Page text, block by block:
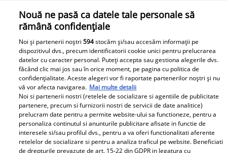
spectaculoase
Pentru iubitorii înfocaţi ai iernii, care nu
şi-au rezervat încă sejurul şi camera de
hotel pentru sărbători, sezonul rece
propune...
Nouă ne pasă ca datele tale personale să
rămână confidențiale
Noi și partenerii noștri594stocăm și/sau accesăm informații pe
dispozitivul dvs., precum identificatorii cookie unici pentru prelucrarea
datelor cu caracter personal. Puteți accepta sau gestiona alegerile dvs.
făcând clic mai jos sau în orice moment, pe pagina cu politica de
confidențialitate. Aceste alegeri vor fi raportate partenerilor noștri și nu
vă vor afecta navigarea. Mai multe detalii
Noi si partenerii nostri (retelele de socializare si agentiile de publicitate
partenere, precum si furnizorii nostri de servicii de date analitice)
prelucram date pentru a permite website-ului sa functioneze, pentru a
personaliza continutul si anunturile publicitare afisate in functie de
interesele si/sau profilul dvs., pentru a va oferi functionalitati aferente
retelelor de socializare si pentru a analiza traficul pe website. Beneficiati
de drepturile prevazute de art. 15-22 din GDPR in legatura cu